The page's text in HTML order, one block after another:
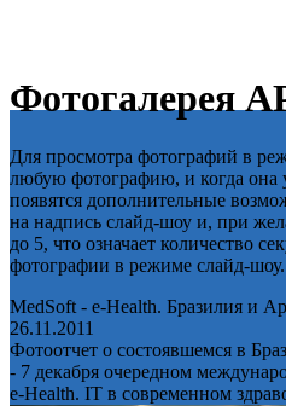
Фотогалерея
Для просмотра фотографий в
любую фотографию, и когда она
появятся дополнительные
на надпись слайд-шоу и, при
до 5, что означает количество
фотографии в режиме слайд-шоу.
MedSoft - e-Health. Бразилия и
26.11.2011
Фотоотчет о состоявшемся в
- 7 декабря очередном
e-Health. IT в современном